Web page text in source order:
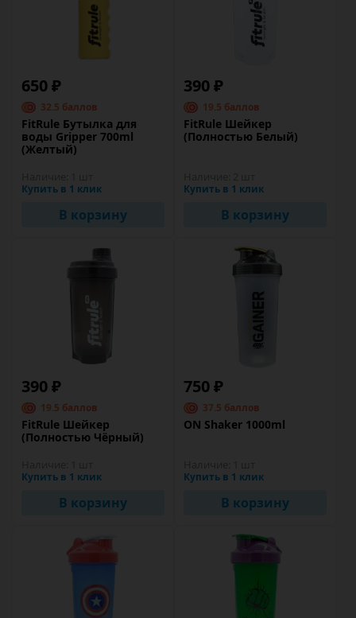
650 ₽
32.5 баллов
FitRule Бутылка для
воды Gripper 700ml
(Желтый)
Купить в 1 клик
В корзину
390 ₽
19.5 баллов
FitRule Шейкер
(Полностью Белый)
Купить в 1 клик
В корзину
390 ₽
19.5 баллов
FitRule Шейкер
(Полностью Чёрный)
Купить в 1 клик
В корзину
750 ₽
37.5 баллов
ON Shaker 1000ml
Купить в 1 клик
В корзину